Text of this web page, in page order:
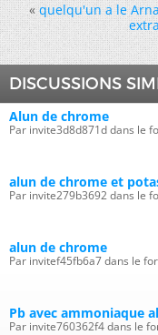
« quelqu'un a le
DISCUSSIONS
Alun de chrome
Par invite3d8d871d dans le
alun de chrome et
Par invite279b3692 dans le
alun de chrome
Par invitef45fb6a7 dans le
Pb avec ammoniaque
Par invite760362f4 dans le